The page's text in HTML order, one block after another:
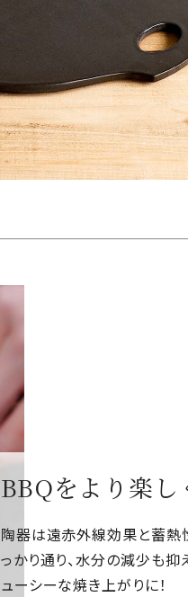
BBQをより楽し
陶器は遠赤外線効果と蓄熱
っかり通り、水分の減少も抑
ューシーな焼き上がりに！